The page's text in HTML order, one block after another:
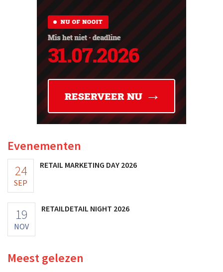
Evenementen
24
SEP
RETAIL MARKETING DAY 2026
19
NOV
RETAILDETAIL NIGHT 2026
Meest gelezen